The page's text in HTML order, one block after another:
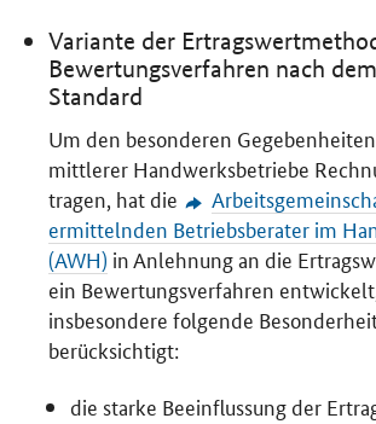
Variante der
Bewertungsverfahren nach
Standard
Um den besonderen
mittlerer Handwerksbetriebe
tragen, hat die
ermittelnden Betriebsberater im
(AWH) in Anlehnung an die
ein Bewertungsverfahren
insbesondere folgende
berücksichtigt:
die starke Beeinflussung der